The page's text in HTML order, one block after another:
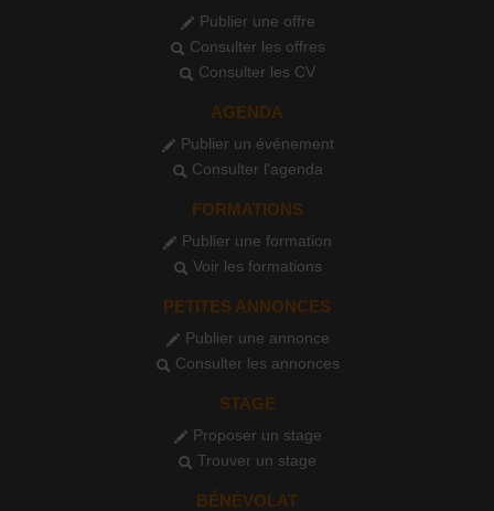
Publier une offre
Consulter les offres
Consulter les CV
AGENDA
Publier un événement
Consulter l'agenda
FORMATIONS
Publier une formation
Voir les formations
PETITES ANNONCES
Publier une annonce
Consulter les annonces
STAGE
Proposer un stage
Trouver un stage
BÉNÉVOLAT